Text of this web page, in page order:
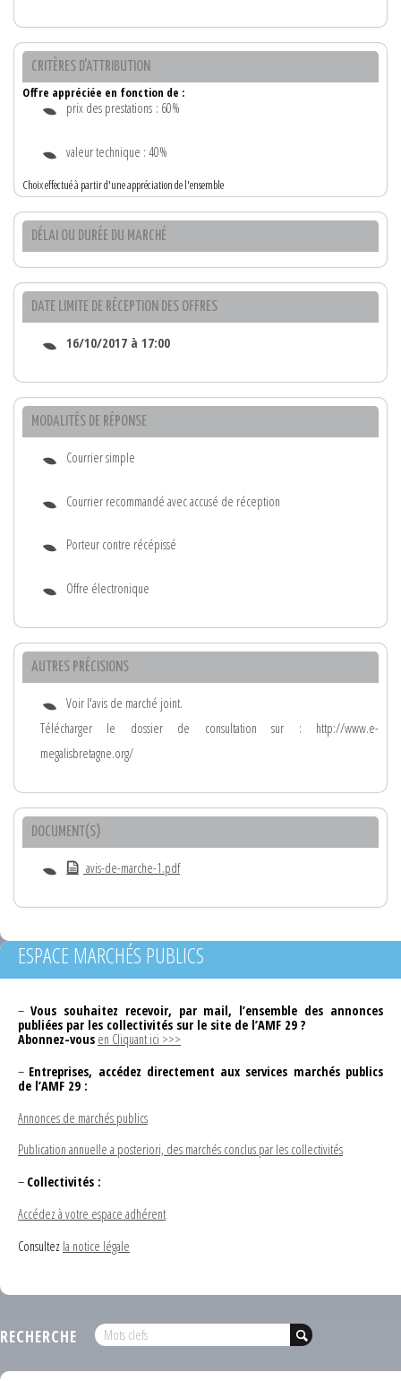
CRITÈRES D'ATTRIBUTION
Offre appréciée en fonction de :
prix des prestations : 60%
valeur technique : 40%
Choix effectué à partir d'une appréciation de l'ensemble
DÉLAI OU DURÉE DU MARCHÉ
DATE LIMITE DE RÉCEPTION DES OFFRES
16/10/2017 à 17:00
MODALITÉS DE RÉPONSE
Courrier simple
Courrier recommandé avec accusé de réception
Porteur contre récépissé
Offre électronique
AUTRES PRÉCISIONS
Voir l'avis de marché joint.
Télécharger le dossier de consultation sur : http://www.e-
megalisbretagne.org/
DOCUMENT(S)
avis-de-marche-1.pdf
ESPACE MARCHÉS PUBLICS
– Vous souhaitez recevoir, par mail, l’ensemble des annonces
publiées par les collectivités sur le site de l’AMF 29 ?
Abonnez-vous en Cliquant ici >>>
– Entreprises, accédez directement aux services marchés publics
de l’AMF 29 :
Annonces de marchés publics
Publication annuelle a posteriori, des marchés conclus par les collectivités
– Collectivités :
Accédez à votre espace adhérent
Consultez la notice légale
RECHERCHE